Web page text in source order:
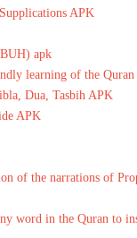
APK
apk
learning of the Quran
Dua, Tasbih APK
APK
of the narrations of
word in the Quran to